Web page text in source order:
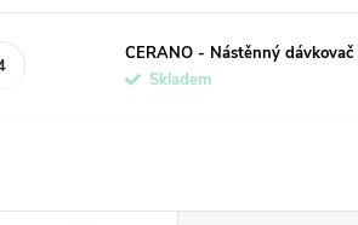
CERANO - Nástěnný
Skladem